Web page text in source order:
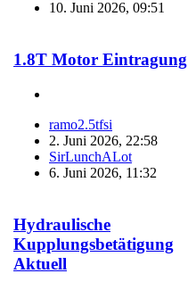
10. Juni 2026, 09:51
1.8T Motor Eintragung
ramo2.5tfsi
2. Juni 2026, 22:58
SirLunchALot
6. Juni 2026, 11:32
Hydraulische
Kupplungsbetätigung
Aktuell